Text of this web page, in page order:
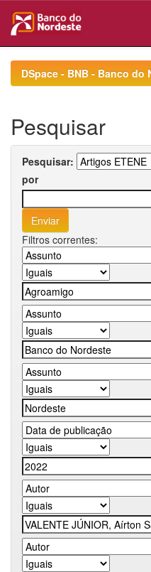
navigationDSpace - BNB - Banco do
Pesquisar
Pesquisar:
por
Filtros correntes: